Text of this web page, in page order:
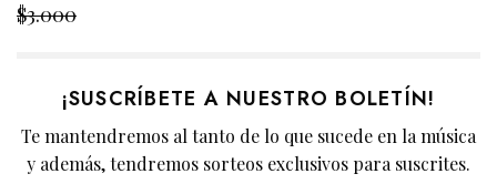
$3.000
¡SUSCRÍBETE A NUESTRO BOLETÍN!
Te mantendremos al tanto de lo que sucede en la música
y además, tendremos sorteos exclusivos para suscrites.